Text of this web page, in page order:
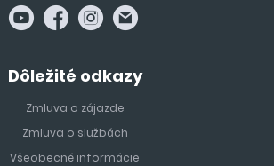
Dôležité odkazy
Zmluva o zájazde
Zmluva o službách
Všeobecné informácie